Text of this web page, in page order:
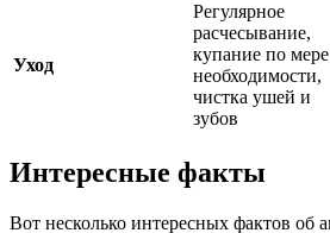
Уход
Регулярное
расчесывание,
купание по мере
необходимости,
чистка ушей и
зубов
Интересные факты
Вот несколько интересных фактов об